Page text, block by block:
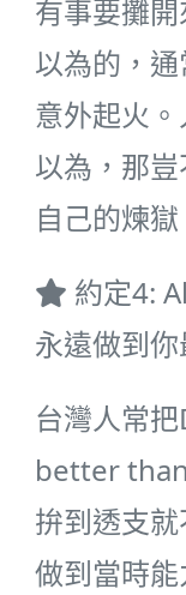
有事要攤
以為的，
意外起火
以為，那
自己的煉
約定4:
永遠做到
台灣人常
better
拚到透支就
做到當時